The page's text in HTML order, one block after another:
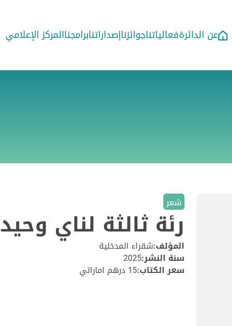
عن الدائرةفعالياتناجوائزناإصداراتنابرامجناالمركز الإعلامي
شعر
رئة ثالثة لناي وحيد
المؤلف:شقراء المدخلية
سنة النشر:2025
سعر الكتاب:15 درهم اماراتي